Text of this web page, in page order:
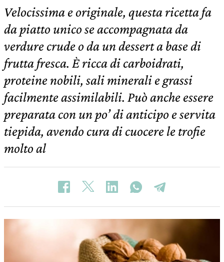
Velocissima e originale, questa ricetta fa
da piatto unico se accompagnata da
verdure crude o da un dessert a base di
frutta fresca. È ricca di carboidrati,
proteine nobili, sali minerali e grassi
facilmente assimilabili. Può anche essere
preparata con un po’ di anticipo e servita
tiepida, avendo cura di cuocere le trofie
molto al